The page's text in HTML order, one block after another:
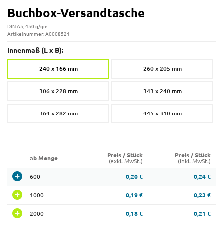
Buchbox-Versandtasche
DIN A5, 450 g/qm
Artikelnummer: A0008521
Innenmaß (L x B):
240 x 166 mm 260 x 205 mm
306 x 228 mm 343 x 240 mm
364 x 282 mm 445 x 310 mm
ab Menge
Preis / Stück
(exkl. MwSt.)
Preis / Stück
(inkl. MwSt.)
600 0,20 € 0,24 €
1000 0,19 € 0,23 €
2000 0,18 € 0,21 €